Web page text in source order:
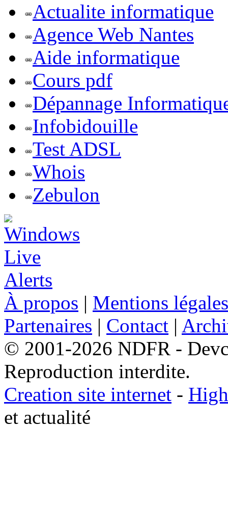
Actualite informatique
Agence Web Nantes
Aide informatique
Cours pdf
Dépannage
Infobidouille
Test ADSL
Whois
Zebulon
À propos | Mentions légales
Partenaires | Contact |
© 2001-2026 NDFR -
Reproduction interdite.
Creation site internet -
et actualité